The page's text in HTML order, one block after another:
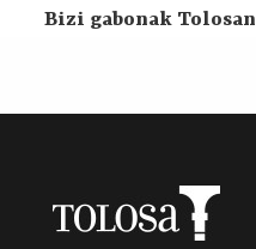
Bizi gabonak Tolosan